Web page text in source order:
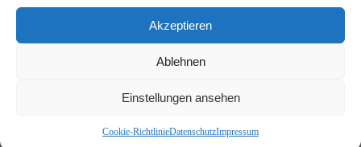
Akzeptieren
Ablehnen
Einstellungen ansehen
Cookie-RichtlinieDatenschutzImpressum
Lunar Ochse
Philharmoniker
179,31
© Aachener AnlagemetalleDatenschutz AGB Impressum